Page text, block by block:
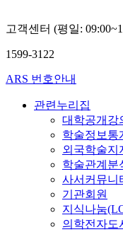
고객센터 (평일:
1599-3122
ARS 번호안내
관련누리집
대학공개강
학술정보통
외국학술지
학술관계분
사서커뮤니
기관회원
지식나눔
의학전자도